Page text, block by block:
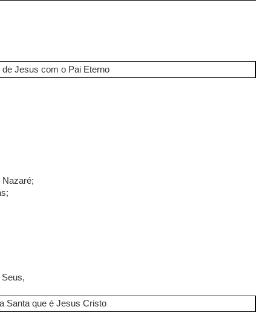
Jesus com o Pai Eterno
Nazaré;
Santa que é Jesus Cristo